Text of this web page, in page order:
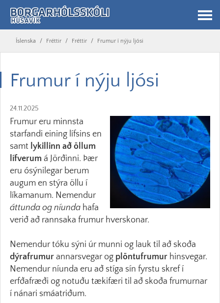
Íslenska / Fréttir / Fréttir / Frumur í nýju ljósi
Frumur í nýju ljósi
24.11.2025
Frumur eru minnsta
starfandi eining lífsins en
samt lykillinn að öllum
lífverum á Jörðinni. Þær
eru ósýnilegar berum
augum en stýra öllu í
líkamanum. Nemendur
áttunda og níunda hafa
verið að rannsaka frumur hverskonar.
Nemendur tóku sýni úr munni og lauk til að skoða
dýrafrumur annarsvegar og plöntufrumur hinsvegar.
Nemendur níunda eru að stíga sín fyrstu skref í
erfðafræði og notuðu tækifæri til að skoða frumurnar
í nánari smáatriðum.